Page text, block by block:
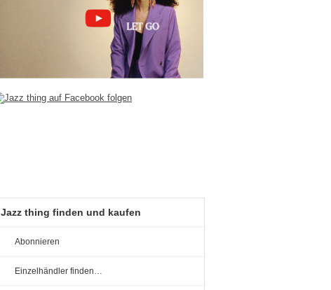
Jazz thing finden und kaufen
Abonnieren
Einzelhändler finden…